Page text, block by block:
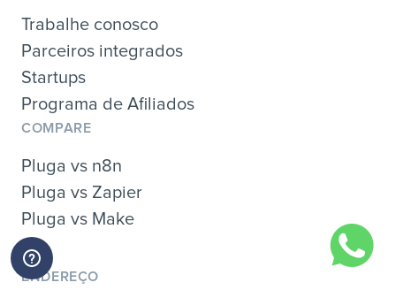
Trabalhe conosco
Parceiros integrados
Startups
Programa de Afiliados
COMPARE
Pluga vs n8n
Pluga vs Zapier
Pluga vs Make
ENDEREÇO